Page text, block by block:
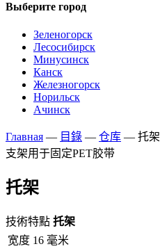
Выберите город
Зеленогорск
Лесосибирск
Минусинск
Канск
Железногорск
Норильск
Ачинск
Главная — 目錄 — 仓库 — 托架
支架用于固定PET胶带
托架
技術特點 托架
宽度 16 毫米